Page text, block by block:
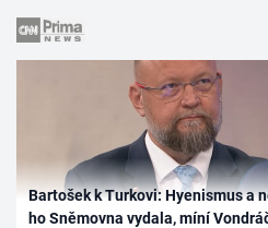
Bartošek k Turkovi: Hyenismus a
ho Sněmovna vydala, míní